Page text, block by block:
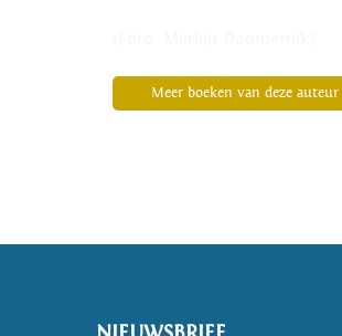
Meer boeken van deze auteur